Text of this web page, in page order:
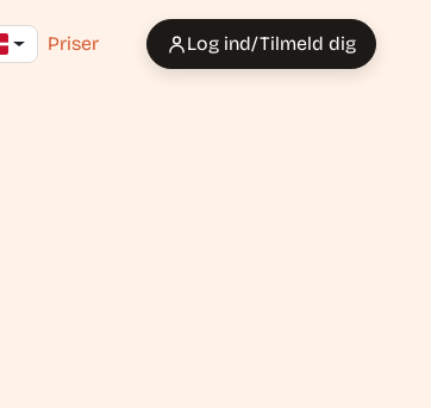
Priser Log ind/Tilmeld dig